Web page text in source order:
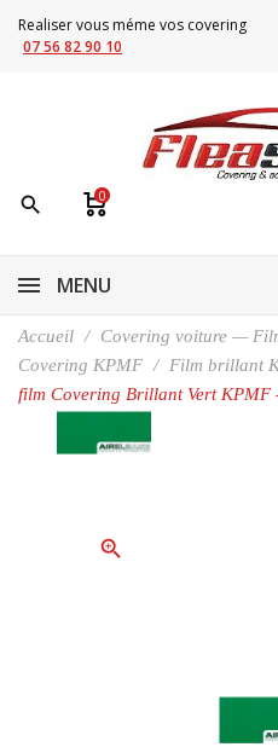
Realiser vous méme vos covering
07 56 82 90 10
search 0
MENU
Accueil
Covering voiture —
Covering KPMF
Film brillant
film Covering Brillant Vert KPMF
zoom_in